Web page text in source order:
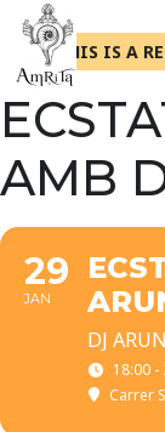
THIS IS A
AMB
29
JAN
DJ ARUN
18:00 -
Carrer